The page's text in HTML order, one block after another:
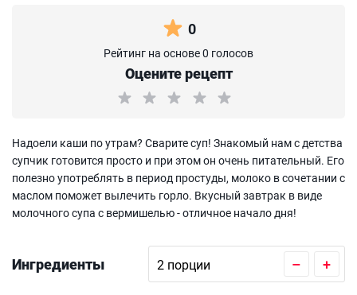
0
Рейтинг на основе 0 голосов
Оцените рецепт
Надоели каши по утрам? Сварите суп! Знакомый нам с детства
супчик готовится просто и при этом он очень питательный. Его
полезно употреблять в период простуды, молоко в сочетании с
маслом поможет вылечить горло. Вкусный завтрак в виде
молочного супа с вермишелью - отличное начало дня!
Ингредиенты – +